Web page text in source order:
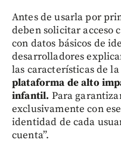
Antes de usarla por
deben solicitar acceso
con datos básicos de
desarrolladores
las características de
plataforma de alto
infantil. Para
exclusivamente con
identidad de cada
cuenta”.